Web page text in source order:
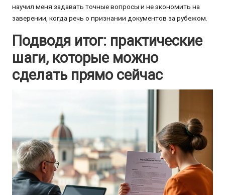
научил меня задавать точные вопросы и не экономить на
заверении, когда речь о признании документов за рубежом.
Подводя итог: практические
шаги, которые можно
сделать прямо сейчас